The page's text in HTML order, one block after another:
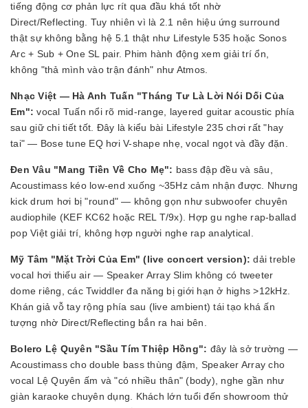
tiếng động cơ phản lực rít qua đầu khá tốt nhờ
Direct/Reflecting. Tuy nhiên vì là 2.1 nên hiệu ứng surround
thật sự không bằng hệ 5.1 thật như Lifestyle 535 hoặc Sonos
Arc + Sub + One SL pair. Phim hành động xem giải trí ổn,
không "thả mình vào trận đánh" như Atmos.
Nhạc Việt — Hà Anh Tuấn "Tháng Tư Là Lời Nói Dối Của
Em": vocal Tuấn nổi rõ mid-range, layered guitar acoustic phía
sau giữ chi tiết tốt. Đây là kiểu bài Lifestyle 235 chơi rất "hay
tai" — Bose tune EQ hơi V-shape nhẹ, vocal ngọt và đầy đặn.
Đen Vâu "Mang Tiền Về Cho Mẹ": bass đập đều và sâu,
Acoustimass kéo low-end xuống ~35Hz cảm nhận được. Nhưng
kick drum hơi bị "round" — không gọn như subwoofer chuyên
audiophile (KEF KC62 hoặc REL T/9x). Hợp gu nghe rap-ballad
pop Việt giải trí, không hợp người nghe rap analytical.
Mỹ Tâm "Mặt Trời Của Em" (live concert version): dải treble
vocal hơi thiếu air — Speaker Array Slim không có tweeter
dome riêng, các Twiddler đa năng bị giới hạn ở highs >12kHz.
Khán giả vỗ tay rộng phía sau (live ambient) tái tạo khá ấn
tượng nhờ Direct/Reflecting bắn ra hai bên.
Bolero Lệ Quyên "Sầu Tím Thiệp Hồng": đây là sở trường —
Acoustimass cho double bass thùng đậm, Speaker Array cho
vocal Lệ Quyên ấm và "có nhiều thân" (body), nghe gần như
giàn karaoke chuyên dụng. Khách lớn tuổi đến showroom thử